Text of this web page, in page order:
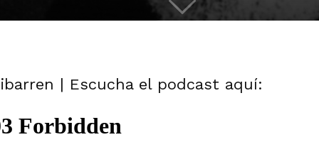
| Escucha el podcast aquí: